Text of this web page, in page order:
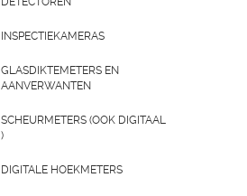
INSPECTIEKAMERAS
GLASDIKTEMETERS EN
AANVERWANTEN
SCHEURMETERS (OOK DIGITAAL
)
DIGITALE HOEKMETERS